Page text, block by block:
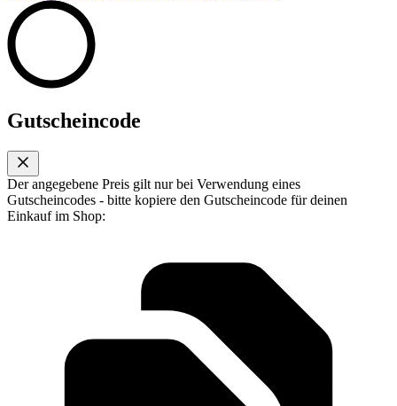
Gutscheincode
Der angegebene Preis gilt nur bei Verwendung eines
Gutscheincodes - bitte kopiere den Gutscheincode für deinen
Einkauf im Shop: